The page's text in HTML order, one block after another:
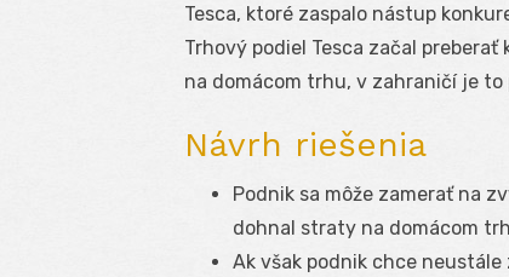
Tesca, ktoré zaspalo nástup
Trhový podiel Tesca začal
na domácom trhu, v zahraničí je to
Návrh riešenia
Podnik sa môže zamerať na
dohnal straty na domácom
Ak však podnik chce